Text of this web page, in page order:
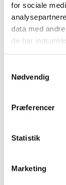
for sociale
data med
de har
Nødvendig
Præferencer
Statistik
Marketing
Datoer
Varighed
Lokation